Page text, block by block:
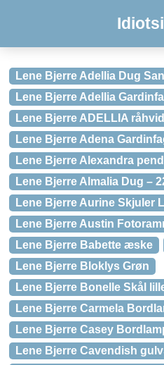
Lene Bjerre Adellia Dug
Lene Bjerre Adellia
Lene Bjerre ADELLIA
Lene Bjerre Adena
Lene Bjerre Alexandra
Lene Bjerre Almalia Dug –
Lene Bjerre Aurine Skjuler
Lene Bjerre Austin
Lene Bjerre Babette æske
Lene Bjerre Bloklys Grøn
Lene Bjerre Bonelle Skål
Lene Bjerre Carmela
Lene Bjerre Casey
Lene Bjerre Cavendish